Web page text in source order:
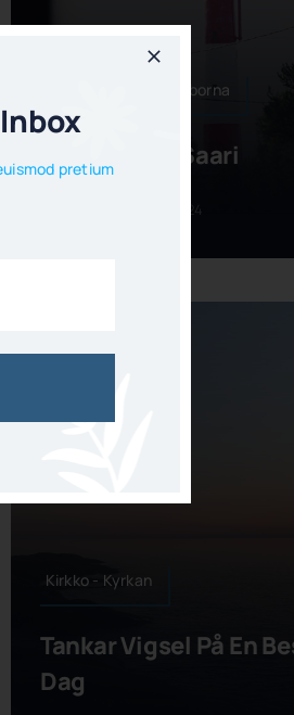
Saarelaiset - Tankarborna
Onnellisten Saari
Last Updated: 14.2.2024
Kirkko - Kyrkan
Tankar Vigsel På En
Dag
pretium